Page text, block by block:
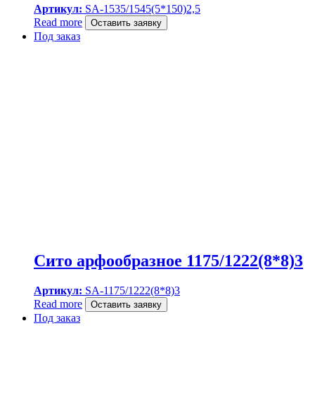
Артикул: SA-1535/1545(5*150)2,5
Read more
Оставить заявку
Под заказ
Сито арфообразное 1175/1222(8*8)3
Артикул: SA-1175/1222(8*8)3
Read more
Оставить заявку
Под заказ